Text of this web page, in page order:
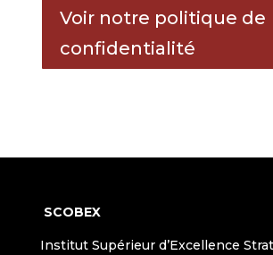
Voir notre politique de
confidentialité
SCOBEX
Institut Supérieur d’Excellence